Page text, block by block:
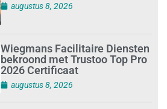
augustus 8, 2026
Wiegmans Facilitaire Diensten
bekroond met Trustoo Top Pro
2026 Certificaat
augustus 8, 2026